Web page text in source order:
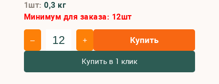
1шт:0,3 кг
Минимум для заказа: 12шт
– + Купить
Купить в 1 клик